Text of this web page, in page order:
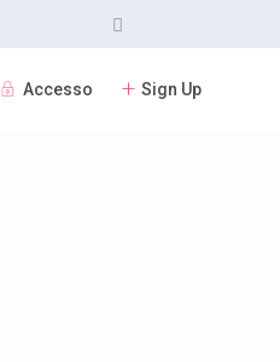
Accesso Sign Up